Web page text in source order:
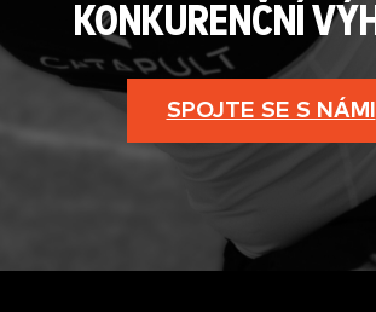
KONKURENČNÍ
SPOJTE SE S NÁMI